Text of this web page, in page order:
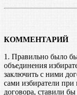
КОММЕНТАРИЙ
1. Правильно было
объединения
заключить с ними
сами избиратели
договора, ставили